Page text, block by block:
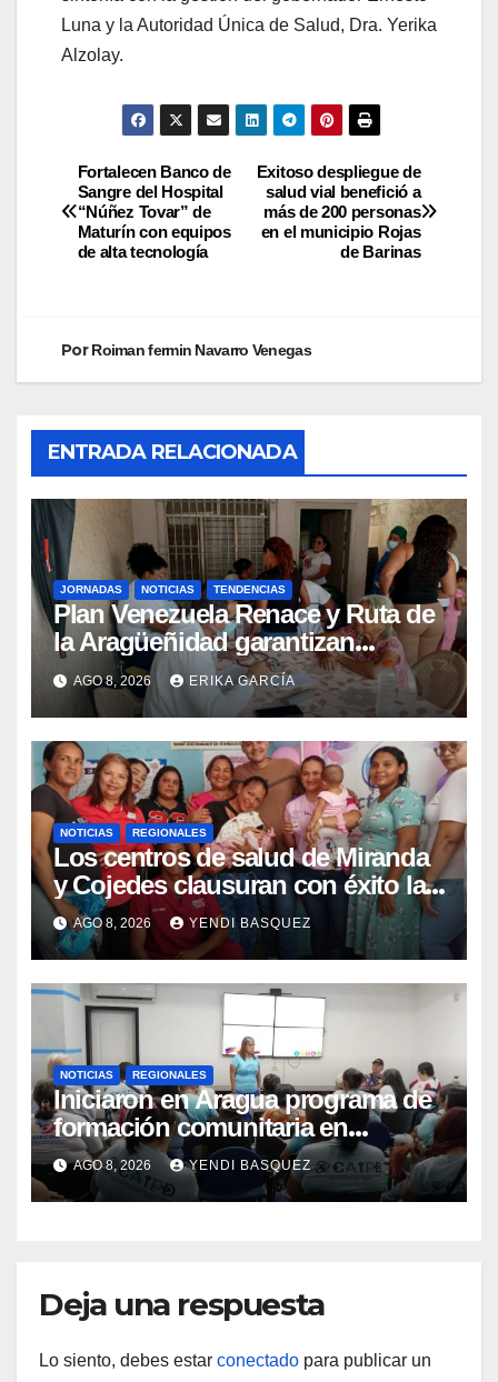
Luna y la Autoridad Única de Salud, Dra. Yerika
Alzolay.
Exitoso despliegue de
salud vial benefició a
más de 200 personas
en el municipio Rojas
de Barinas
Fortalecen Banco de
Sangre del Hospital
“Núñez Tovar” de
Maturín con equipos
de alta tecnología
PorRoiman fermin Navarro Venegas
ENTRADA RELACIONADA
JORNADAS NOTICIAS TENDENCIAS
Plan Venezuela Renace y Ruta de
la Aragüeñidad garantizan
atención médica integral en
Aragua
AGO 8, 2026 ERIKA GARCÍA
NOTICIAS REGIONALES
Los centros de salud de Miranda
y Cojedes clausuran con éxito la
Semana Mundial de la Lactancia
Materna
AGO 8, 2026 YENDI BASQUEZ
NOTICIAS REGIONALES
Iniciaron en Aragua programa de
formación comunitaria en
atención a personas con
discapacidad
AGO 8, 2026 YENDI BASQUEZ
Deja una respuesta
Lo siento, debes estar conectado para publicar un